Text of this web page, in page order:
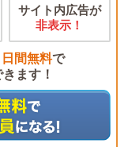
サイト内広告が
非表示！
間無料で
ます！